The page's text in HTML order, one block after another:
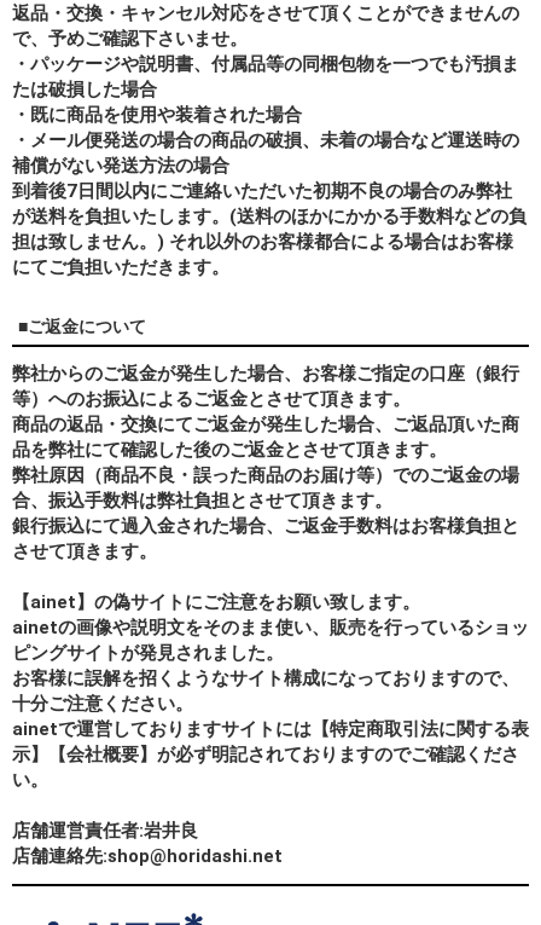
返品・交換・キャンセル対応をさせて頂くことができませんの
で、予めご確認下さいませ。
・パッケージや説明書、付属品等の同梱包物を一つでも汚損ま
たは破損した場合
・既に商品を使用や装着された場合
・メール便発送の場合の商品の破損、未着の場合など運送時の
補償がない発送方法の場合
到着後7日間以内にご連絡いただいた初期不良の場合のみ弊社
が送料を負担いたします。(送料のほかにかかる手数料などの負
担は致しません。) それ以外のお客様都合による場合はお客様
にてご負担いただきます。
■ご返金について
弊社からのご返金が発生した場合、お客様ご指定の口座（銀行
等）へのお振込によるご返金とさせて頂きます。
商品の返品・交換にてご返金が発生した場合、ご返品頂いた商
品を弊社にて確認した後のご返金とさせて頂きます。
弊社原因（商品不良・誤った商品のお届け等）でのご返金の場
合、振込手数料は弊社負担とさせて頂きます。
銀行振込にて過入金された場合、ご返金手数料はお客様負担と
させて頂きます。
【ainet】の偽サイトにご注意をお願い致します。
ainetの画像や説明文をそのまま使い、販売を行っているショッ
ピングサイトが発見されました。
お客様に誤解を招くようなサイト構成になっておりますので、
十分ご注意ください。
ainetで運営しておりますサイトには【特定商取引法に関する表
示】【会社概要】が必ず明記されておりますのでご確認くださ
い。
店舗運営責任者:岩井良
店舗連絡先:shop@horidashi.net